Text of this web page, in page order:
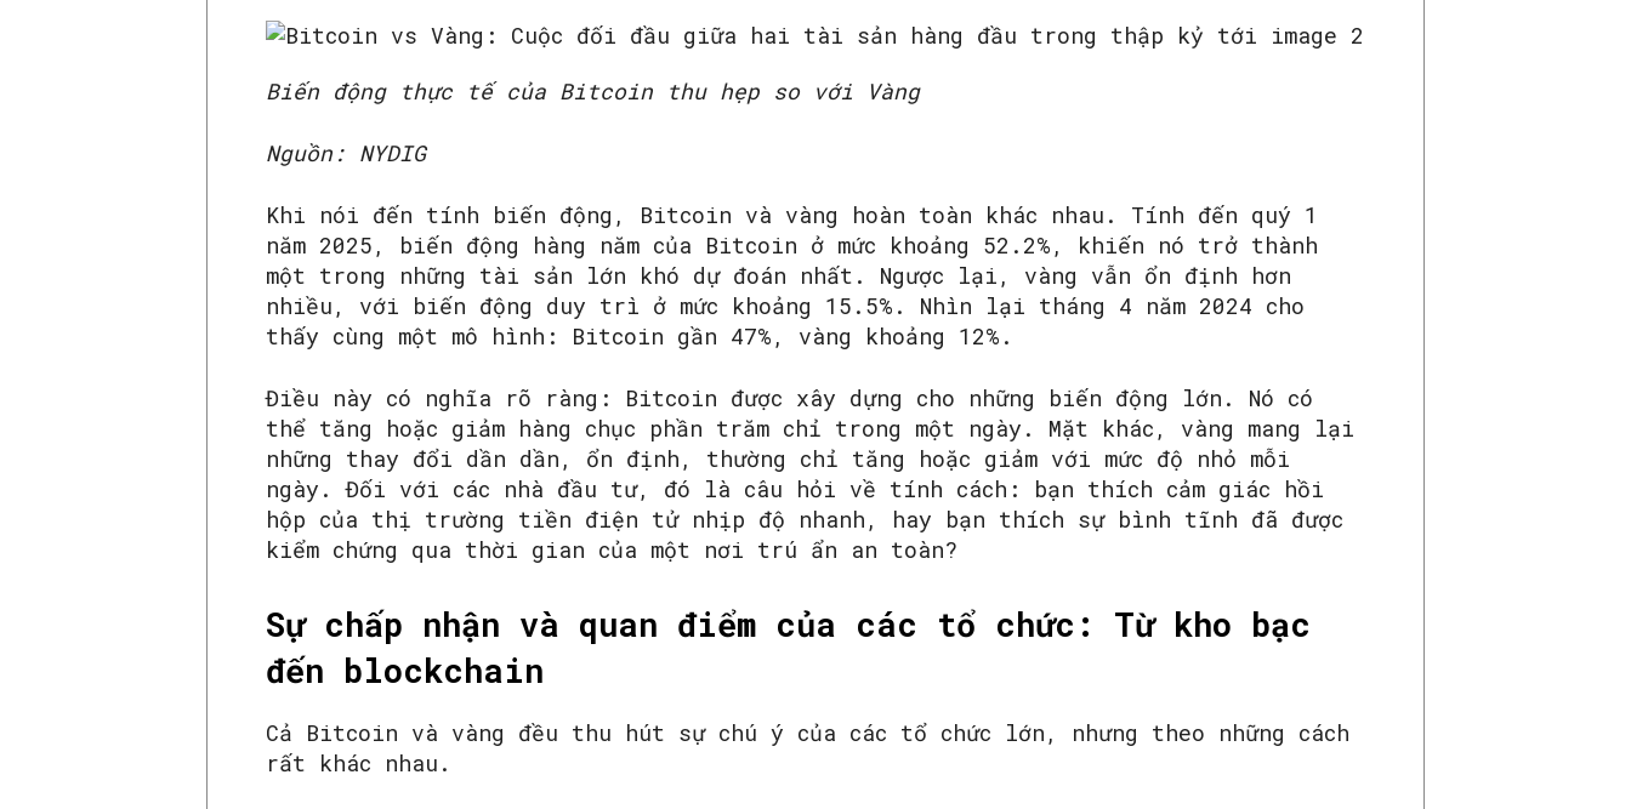
Biến động thực tế của Bitcoin thu hẹp so với Vàng
Nguồn: NYDIG
Khi nói đến tính biến động, Bitcoin và vàng hoàn toàn khác nhau. Tính đến quý 1
năm 2025, biến động hàng năm của Bitcoin ở mức khoảng 52.2%, khiến nó trở thành
một trong những tài sản lớn khó dự đoán nhất. Ngược lại, vàng vẫn ổn định hơn
nhiều, với biến động duy trì ở mức khoảng 15.5%. Nhìn lại tháng 4 năm 2024 cho
thấy cùng một mô hình: Bitcoin gần 47%, vàng khoảng 12%.
Điều này có nghĩa rõ ràng: Bitcoin được xây dựng cho những biến động lớn. Nó có
thể tăng hoặc giảm hàng chục phần trăm chỉ trong một ngày. Mặt khác, vàng mang lại
những thay đổi dần dần, ổn định, thường chỉ tăng hoặc giảm với mức độ nhỏ mỗi
ngày. Đối với các nhà đầu tư, đó là câu hỏi về tính cách: bạn thích cảm giác hồi
hộp của thị trường tiền điện tử nhịp độ nhanh, hay bạn thích sự bình tĩnh đã được
kiểm chứng qua thời gian của một nơi trú ẩn an toàn?
Sự chấp nhận và quan điểm của các tổ chức: Từ kho bạc
đến blockchain
Cả Bitcoin và vàng đều thu hút sự chú ý của các tổ chức lớn, nhưng theo những cách
rất khác nhau.